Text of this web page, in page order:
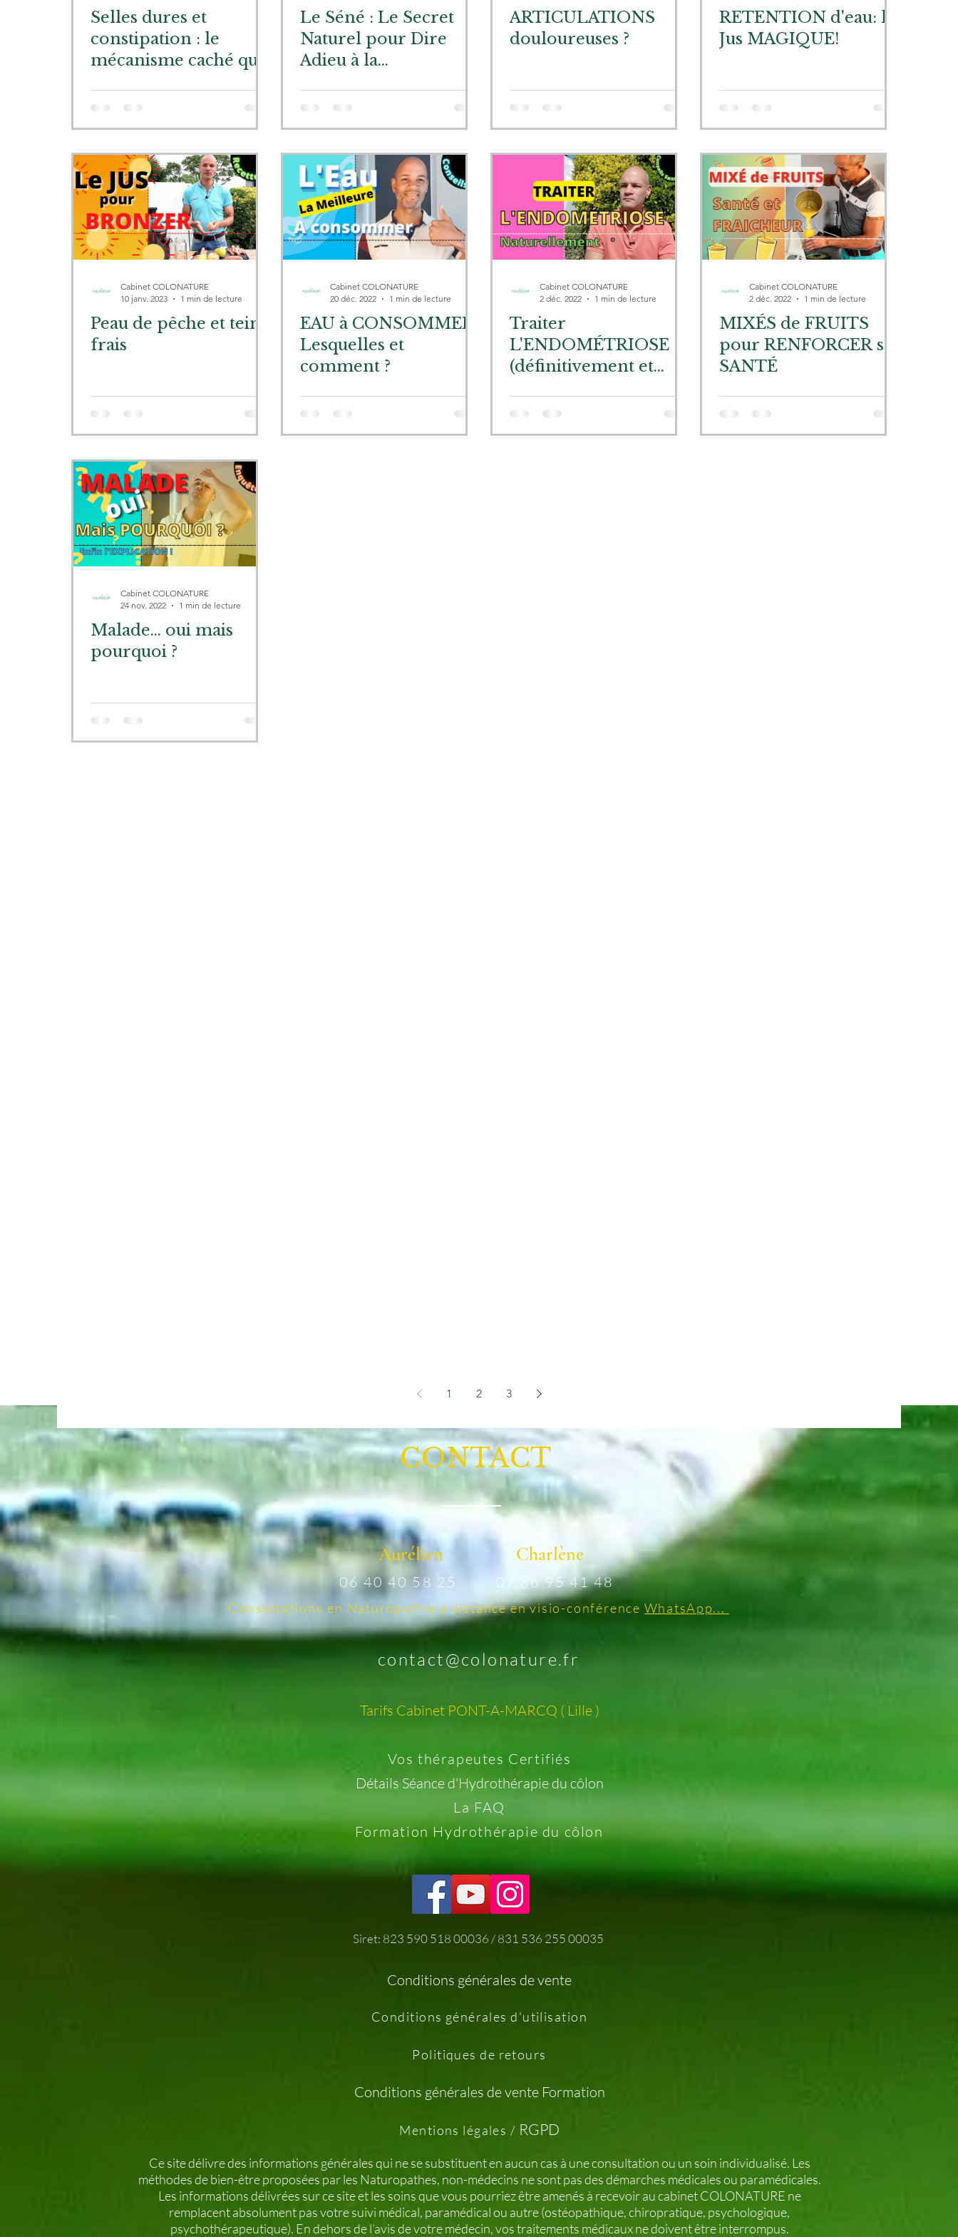
Selles dures et
constipation : le
mécanisme caché que
explique
Le Séné : Le Secret
Naturel pour Dire
Adieu à la
ARTICULATIONS
douloureuses ?
RETENTION d'eau: le
Jus MAGIQUE!
Peau de pêche et teint
frais
Cabinet COLONATURE
10 janv. 2023
1 min de lecture
EAU à CONSOMMER :
Lesquelles et
comment ?
Cabinet COLONATURE
20 déc. 2022
1 min de lecture
Traiter
L'ENDOMÉTRIOSE
(définitivement et
Cabinet COLONATURE
2 déc. 2022
1 min de lecture
MIXÉS de FRUITS
pour RENFORCER sa
SANTÉ
Cabinet COLONATURE
2 déc. 2022
1 min de lecture
Malade... oui mais
pourquoi ?
Cabinet COLONATURE
24 nov. 2022
1 min de lecture
1 2 3
CONTACT
Aurélien Charlène
06 40 40 58 25 07 86 95 41 48
Consultations en Naturopathie à distance en visio-conférence WhatsApp...
contact@colonature.fr
Tarifs ​​​​​​Cabinet PONT-A-MARCQ ( Lille )
Vos thérapeutes Certifiés
Détails Séance d'Hydrothérapie du côlon
La FAQ
Formation Hydrothérapie du côlon
Siret: 823 590 518 00036 / 831 536 255 00035
Conditions générales de vente
Conditions générales d'utilisation
Politiques de retours
Conditions générales de vente Formation
Mentions légales / RGPD
Ce site délivre des informations générales qui ne se substituent en aucun cas à une consultation ou un soin individualisé. Les
méthodes de bien-être proposées par les Naturopathes, non-médecins ne sont pas des démarches médicales ou paramédicales.
Les informations délivrées sur ce site et les soins que vous pourriez être amenés à recevoir au cabinet COLONATURE ne
remplacent absolument pas votre suivi médical, paramédical ou autre (ostéopathique, chiropratique, psychologique,
psychothérapeutique). En dehors de l’avis de votre médecin, vos traitements médicaux ne doivent être interrompus.